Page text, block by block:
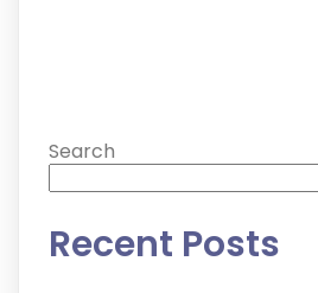
Search
Recent Posts